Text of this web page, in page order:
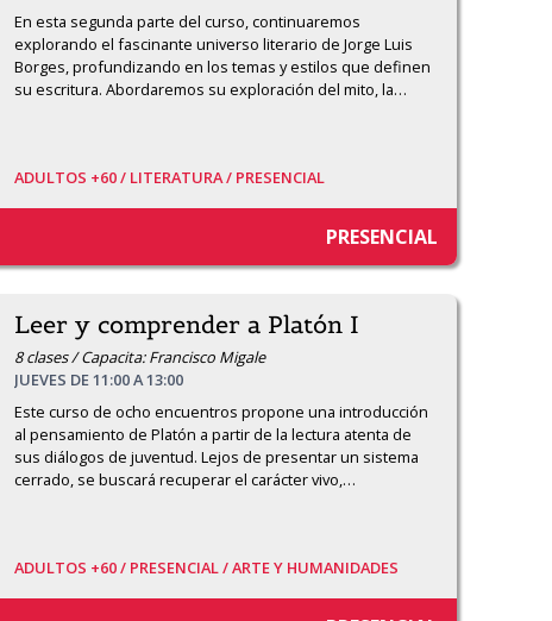
En esta segunda parte del curso, continuaremos
explorando el fascinante universo literario de Jorge Luis
Borges, profundizando en los temas y estilos que definen
su escritura. Abordaremos su exploración del mito, la…
ADULTOS +60 / LITERATURA / PRESENCIAL
PRESENCIAL
Leer y comprender a Platón I
8 clases / Capacita: Francisco Migale
JUEVES DE 11:00 A 13:00
Este curso de ocho encuentros propone una introducción
al pensamiento de Platón a partir de la lectura atenta de
sus diálogos de juventud. Lejos de presentar un sistema
cerrado, se buscará recuperar el carácter vivo,…
ADULTOS +60 / PRESENCIAL /ARTE Y HUMANIDADES